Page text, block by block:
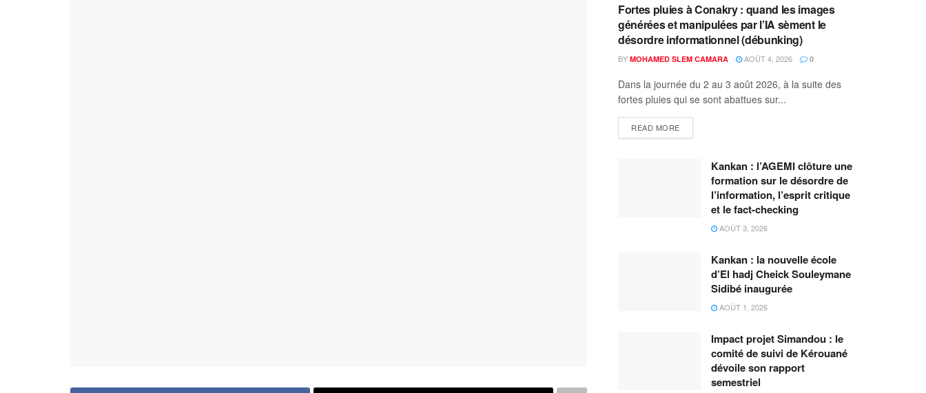
Fortes pluies à Conakry : quand les images
générées et manipulées par l’IA sèment le
désordre informationnel (débunking)
BY MOHAMED SLEM CAMARA AOÛT 4, 2026 0
Dans la journée du 2 au 3 août 2026, à la suite des
fortes pluies qui se sont abattues sur...
READ MORE
Kankan : l’AGEMI clôture une
formation sur le désordre de
l’information, l’esprit critique
et le fact-checking
AOÛT 3, 2026
Kankan : la nouvelle école
d’El hadj Cheick Souleymane
Sidibé inaugurée
AOÛT 1, 2026
Impact projet Simandou : le
comité de suivi de Kérouané
dévoile son rapport
semestriel